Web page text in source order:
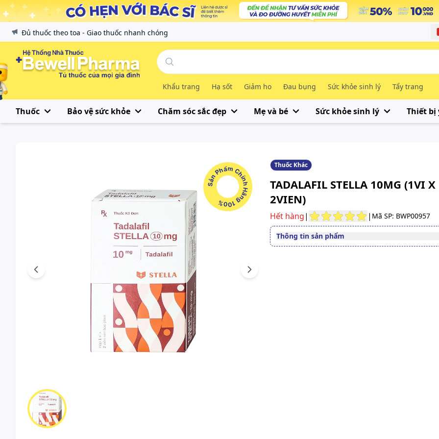
Đủ thuốc theo toa - Giao thuốc nhanh chóng
Khẩu trang Hạ sốt Giảm ho Đau bụng Sức khỏe sinh lý Tẩy trang
Thuốc Bảo vệ sức khỏe Chăm sóc sắc đẹp Mẹ và bé Sức khỏe sinh lý Thiết bị
Sản Phẩm Chính Hãng 100%
Previous Next
Thuốc Khác
TADALAFIL STELLA 10MG (1VI X
2VIEN)
Hết hàng| | Mã SP: BWP00957
Thông tin sản phẩm